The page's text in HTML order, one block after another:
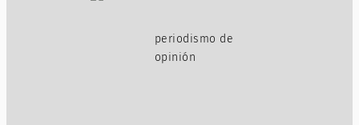
periodismo de
opinión